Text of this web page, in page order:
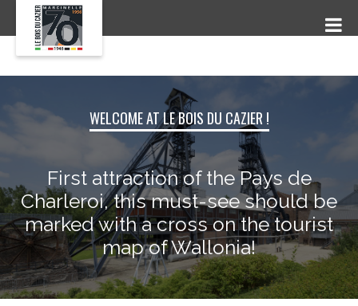
WELCOME AT LE BOIS DU CAZIER !
First attraction of the Pays de
Charleroi, this must-see should be
marked with a cross on the tourist
map of Wallonia!